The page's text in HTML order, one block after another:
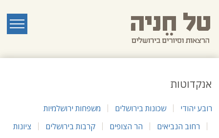
לתוכן
הראשי
תפריט
אנקדוטות
רובע יהודי שכונות בירושלים
משפחות ירושלמיות
רחוב הנביאים
הר הצופים קרבות בירושלים
ציונות